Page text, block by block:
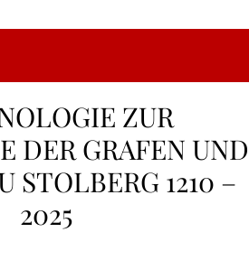
ZUR
DER GRAFEN UND
STOLBERG 1210 –
2025